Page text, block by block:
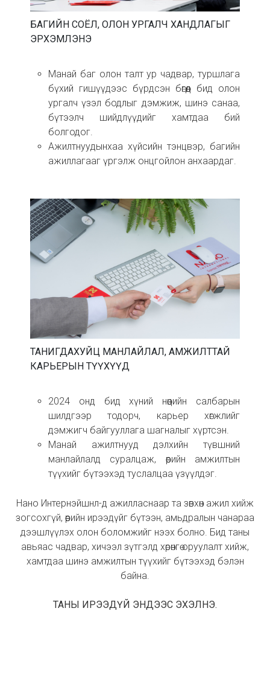
БАГИЙН СОЁЛ, ОЛОН УРГАЛЧ ХАНДЛАГЫГ
ЭРХЭМЛЭНЭ
Манай баг олон талт ур чадвар, туршлага
бүхий гишүүдээс бүрдсэн бөгөөд бид олон
ургалч үзэл бодлыг дэмжиж, шинэ санаа,
бүтээлч шийдлүүдийг хамтдаа бий
болгодог.
Ажилтнуудынхаа хүйсийн тэнцвэр, багийн
ажиллагааг үргэлж онцгойлон анхаардаг.
ТАНИГДАХУЙЦ МАНЛАЙЛАЛ, АМЖИЛТТАЙ
КАРЬЕРЫН ТҮҮХҮҮД
2024 онд бид хүний нөөцийн салбарын
шилдгээр тодорч, карьер хөгжлийг
дэмжигч байгууллага шагналыг хүртсэн.
Манай ажилтнууд дэлхийн түвшний
манлайлалд суралцаж, өөрийн амжилтын
түүхийг бүтээхэд туслалцаа үзүүлдэг.
Нано Интернэйшнл-д ажилласнаар та зөвхөн ажил хийж
зогсохгүй, өөрийн ирээдүйг бүтээн, амьдралын чанараа
дээшлүүлэх олон боломжийг нээх болно. Бид таны
авьяас чадвар, хичээл зүтгэлд хөрөнгө оруулалт хийж,
хамтдаа шинэ амжилтын түүхийг бүтээхэд бэлэн
байна.
ТАНЫ ИРЭЭДҮЙ ЭНДЭЭС ЭХЭЛНЭ.